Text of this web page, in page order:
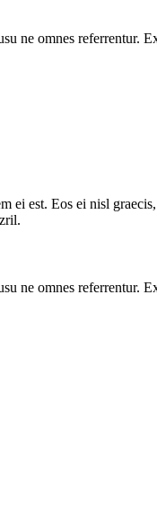
ne omnes referrentur.
ei est. Eos ei nisl
ne omnes referrentur.